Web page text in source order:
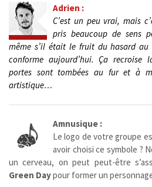
Adrien :
C’est un peu vrai, mais
pris beaucoup de sens
même s’il était le fruit du hasard
conforme aujourd’hui. Ça recroise
portes sont tombées au fur et à
artistique…
Amnusique :
Le logo de votre groupe
avoir choisi ce symbole ?
un cerveau, on peut peut-être
Green Daypour former un